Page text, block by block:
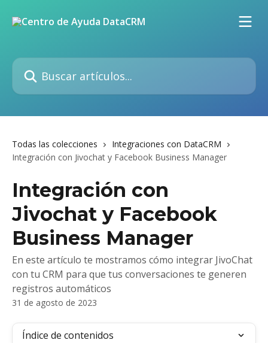
Buscar artículos...
Todas las colecciones
Integraciones con DataCRM
Integración con Jivochat y Facebook Business Manager
Integración con
Jivochat y Facebook
Business Manager
En este artículo te mostramos cómo integrar JivoChat
con tu CRM para que tus conversaciones te generen
registros automáticos
31 de agosto de 2023
Índice de contenidos